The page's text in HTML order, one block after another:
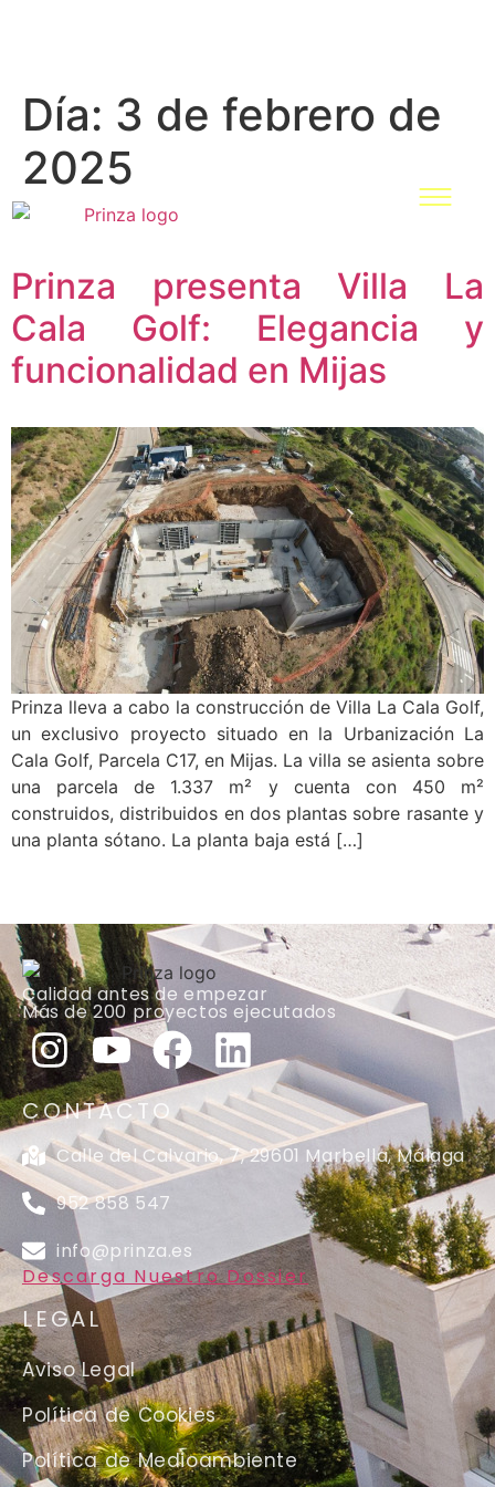
Día: 3 de febrero de
2025
Prinza presenta Villa La
Cala Golf: Elegancia y
funcionalidad en Mijas
Prinza lleva a cabo la construcción de Villa La Cala Golf,
un exclusivo proyecto situado en la Urbanización La
Cala Golf, Parcela C17, en Mijas. La villa se asienta sobre
una parcela de 1.337 m² y cuenta con 450 m²
construidos, distribuidos en dos plantas sobre rasante y
una planta sótano. La planta baja está […]
Calidad antes de empezar
Más de 200 proyectos ejecutados
CONTACTO
Calle del Calvario, 7, 29601 Marbella, Málaga
952 858 547
info@prinza.es
Descarga Nuestro Dossier
LEGAL
Aviso Legal
Política de Cookies
Política de Medioambiente